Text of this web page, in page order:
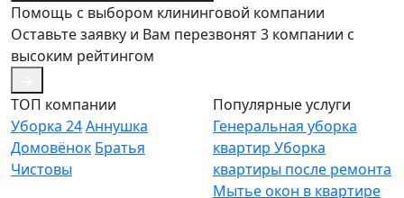
Помощь с выбором клининговой компании
Оставьте заявку и Вам перезвонят 3 компании с
высоким рейтингом
ТОП компании
Уборка 24Аннушка
Домовёнок Братья
Чистовы
Популярные услуги
Генеральная уборка
квартир Уборка
квартиры после ремонта
Мытье окон в квартире